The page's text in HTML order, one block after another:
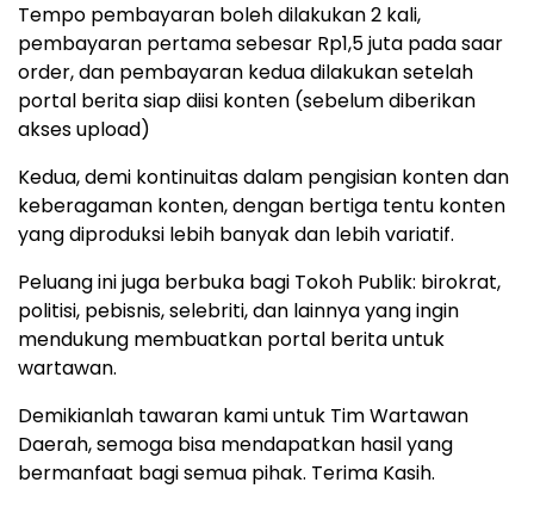
Tempo pembayaran boleh dilakukan 2 kali,
pembayaran pertama sebesar Rp1,5 juta pada saar
order, dan pembayaran kedua dilakukan setelah
portal berita siap diisi konten (sebelum diberikan
akses upload)
Kedua, demi kontinuitas dalam pengisian konten dan
keberagaman konten, dengan bertiga tentu konten
yang diproduksi lebih banyak dan lebih variatif.
Peluang ini juga berbuka bagi Tokoh Publik: birokrat,
politisi, pebisnis, selebriti, dan lainnya yang ingin
mendukung membuatkan portal berita untuk
wartawan.
Demikianlah tawaran kami untuk Tim Wartawan
Daerah, semoga bisa mendapatkan hasil yang
bermanfaat bagi semua pihak. Terima Kasih.